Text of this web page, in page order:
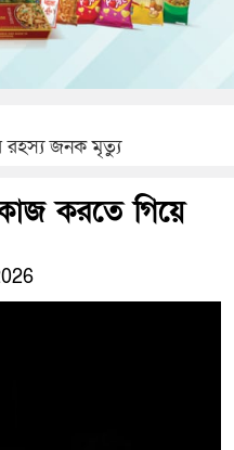
রহস্য জনক মৃত্যু
কাজ করতে গিয়ে